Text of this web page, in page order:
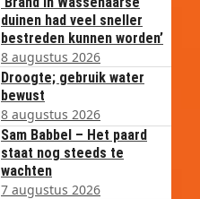
duinen had veel sneller
bestreden kunnen worden’
8 augustus 2026
Droogte; gebruik water
bewust
8 augustus 2026
Sam Babbel – Het paard
staat nog steeds te
wachten
7 augustus 2026